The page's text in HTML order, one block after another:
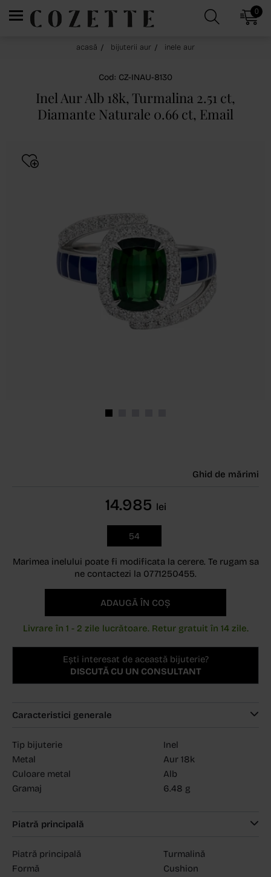
0
acasă bijuterii aur inele aur
Cod: CZ-INAU-8130
Inel Aur Alb 18k, Turmalina 2.51 ct,
Diamante Naturale 0.66 ct, Email
Ghid de mărimi
14.985 lei
54
Marimea inelului poate fi modificata la cerere. Te rugam sa
ne contactezi la 0771250455.
ADAUGĂ ÎN COȘ
Livrare în 1 - 2 zile lucrătoare. Retur gratuit în 14 zile.
Ești interesat de această bijuterie?
DISCUTĂ CU UN CONSULTANT
Caracteristici generale
Tip bijuterie
Inel
Metal
Aur 18k
Culoare metal
Alb
Gramaj
6.48 g
Piatră principală
Piatră principală
Turmalină
Formă
Cushion